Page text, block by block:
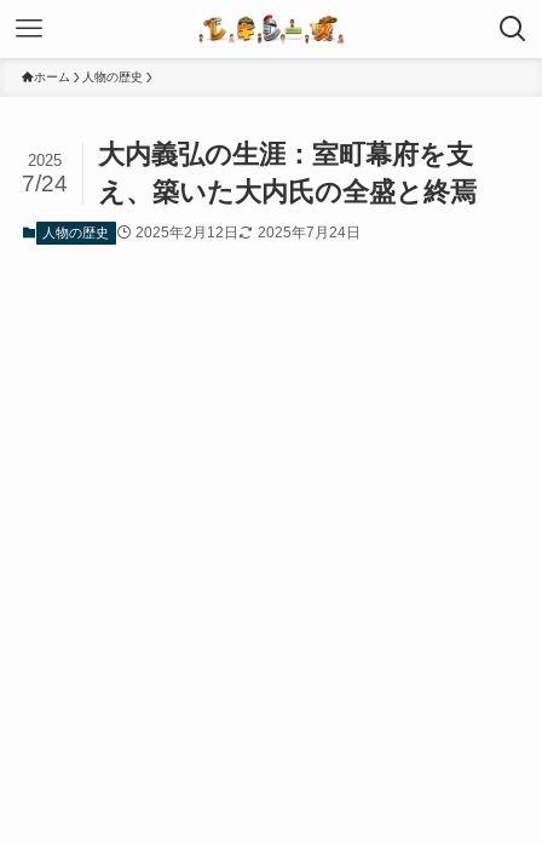
ホーム 人物の歴史
大内義弘の生涯：室町幕府を支
え、築いた大内氏の全盛と終焉
2025
7/24
人物の歴史 2025年2月12日 2025年7月24日